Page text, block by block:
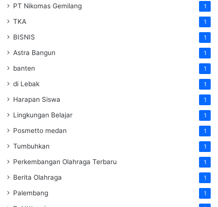
PT Nikomas Gemilang 1
TKA 1
BISNIS 1
Astra Bangun 1
banten 1
di Lebak 1
Harapan Siswa 1
Lingkungan Belajar 1
Posmetto medan 1
Tumbuhkan 1
Perkembangan Olahraga Terbaru 1
Berita Olahraga 1
Palembang 1